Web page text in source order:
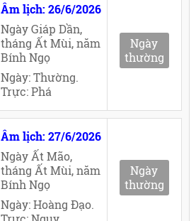
Âm lịch: 26/6/2026
Ngày Giáp Dần,
tháng Ất Mùi, năm
Bính Ngọ
Ngày: Thường.
Trực: Phá
Ngày
thường
Âm lịch: 27/6/2026
Ngày Ất Mão,
tháng Ất Mùi, năm
Bính Ngọ
Ngày: Hoàng Đạo.
Ngày
thường